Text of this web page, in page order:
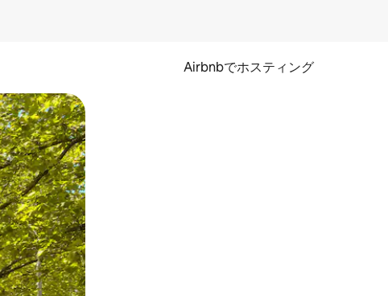
Airbnbでホスティング